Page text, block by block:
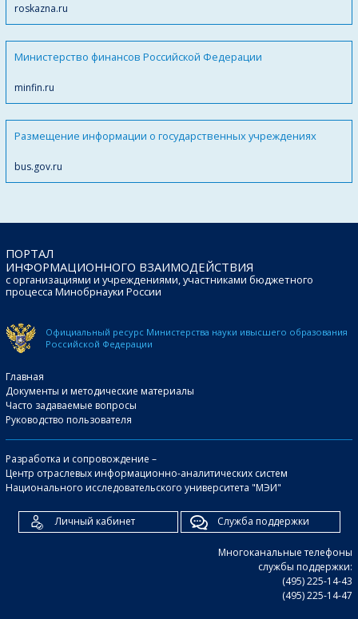
roskazna.ru
Министерство финансов Российской Федерации
minfin.ru
Размещение информации о государственных учреждениях
bus.gov.ru
ПОРТАЛ
ИНФОРМАЦИОННОГО ВЗАИМОДЕЙСТВИЯ
с организациями и учреждениями, участниками бюджетного
процесса Минобрнауки России
Официальный ресурс Министерства науки ивысшего образования
Российской Федерации
Главная
Документы и методические материалы
Часто задаваемые вопросы
Руководство пользователя
Разработка и сопровождение –
Центр отраслевых информационно-аналитических систем
Национального исследовательского университета "МЭИ"
Личный кабинет Служба поддержки
Многоканальные телефоны
службы поддержки:
(495) 225-14-43
(495) 225-14-47